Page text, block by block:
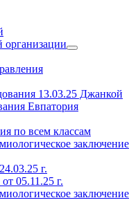
организации
13.03.25 Джанкой
Евпатория
по всем классам
заключение
г.
от 05.11.25 г.
заключение